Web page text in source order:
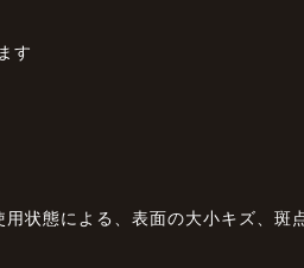
す
状態による、表面の大小キズ、